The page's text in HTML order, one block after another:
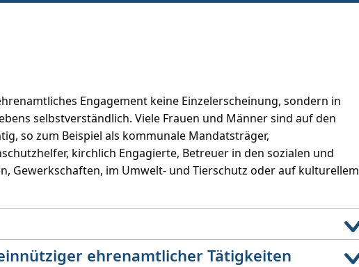
Engagement keine Einzelerscheinung, sondern in
selbstverständlich. Viele Frauen und Männer sind auf den
so zum Beispiel als kommunale Mandatsträger,
kirchlich Engagierte, Betreuer in den sozialen und
Gewerkschaften, im Umwelt- und Tierschutz oder auf kulturellem
ehrenamtlicher Tätigkeiten